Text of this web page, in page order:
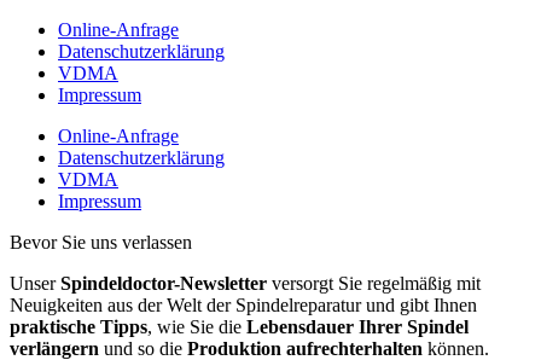
Online-Anfrage
Datenschutzerklärung
VDMA
Impressum
Online-Anfrage
Datenschutzerklärung
VDMA
Impressum
Bevor Sie uns verlassen
UnserSpindeldoctor-Newsletter versorgt Sie regelmäßig mit
Neuigkeiten aus der Welt der Spindelreparatur und gibt Ihnen
praktische Tipps, wie Sie die Lebensdauer Ihrer Spindel
verlängern und so die Produktion aufrechterhalten können.